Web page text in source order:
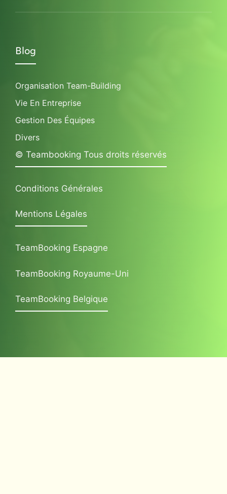
Blog
Organisation Team-Building
Vie En Entreprise
Gestion Des Équipes
Divers
© Teambooking Tous droits réservés
Conditions Générales
Mentions Légales
TeamBooking Espagne
TeamBooking Royaume-Uni
TeamBooking Belgique